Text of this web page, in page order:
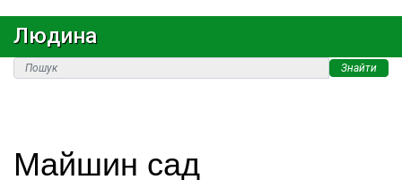
Людина
Знайти
Майшин сад